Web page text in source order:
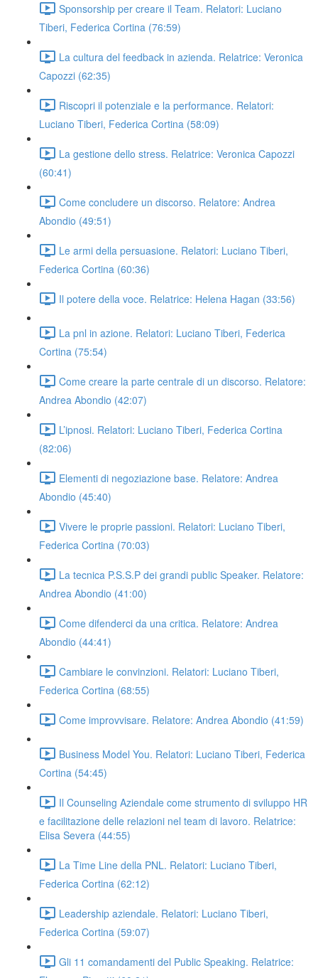
Sponsorship per creare il Team. Relatori: Luciano
Tiberi, Federica Cortina (76:59)
La cultura del feedback in azienda. Relatrice: Veronica
Capozzi (62:35)
Riscopri il potenziale e la performance. Relatori:
Luciano Tiberi, Federica Cortina (58:09)
La gestione dello stress. Relatrice: Veronica Capozzi
(60:41)
Come concludere un discorso. Relatore: Andrea
Abondio (49:51)
Le armi della persuasione. Relatori: Luciano Tiberi,
Federica Cortina (60:36)
Il potere della voce. Relatrice: Helena Hagan (33:56)
La pnl in azione. Relatori: Luciano Tiberi, Federica
Cortina (75:54)
Come creare la parte centrale di un discorso. Relatore:
Andrea Abondio (42:07)
L’ipnosi. Relatori: Luciano Tiberi, Federica Cortina
(82:06)
Elementi di negoziazione base. Relatore: Andrea
Abondio (45:40)
Vivere le proprie passioni. Relatori: Luciano Tiberi,
Federica Cortina (70:03)
La tecnica P.S.S.P dei grandi public Speaker. Relatore:
Andrea Abondio (41:00)
Come difenderci da una critica. Relatore: Andrea
Abondio (44:41)
Cambiare le convinzioni. Relatori: Luciano Tiberi,
Federica Cortina (68:55)
Come improvvisare. Relatore: Andrea Abondio (41:59)
Business Model You. Relatori: Luciano Tiberi, Federica
Cortina (54:45)
Il Counseling Aziendale come strumento di sviluppo HR
e facilitazione delle relazioni nel team di lavoro. Relatrice:
Elisa Severa (44:55)
La Time Line della PNL. Relatori: Luciano Tiberi,
Federica Cortina (62:12)
Leadership aziendale. Relatori: Luciano Tiberi,
Federica Cortina (59:07)
Gli 11 comandamenti del Public Speaking. Relatrice: